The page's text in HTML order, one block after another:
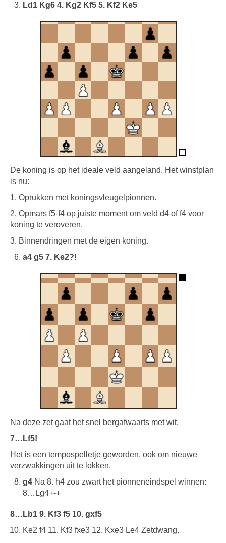
Ld1 Kg6 4. Kg2 Kf5 5. Kf2 Ke5
De koning is op het ideale veld aangeland. Het winstplan
is nu:
1. Oprukken met koningsvleugelpionnen.
2. Opmars f5-f4 op juiste moment om veld d4 of f4 voor
koning te veroveren.
3. Binnendringen met de eigen koning.
a4 g5 7. Ke2?!
Na deze zet gaat het snel bergafwaarts met wit.
7…Lf5!
Het is een tempospelletje geworden, ook om nieuwe
verzwakkingen uit te lokken.
g4 Na 8. h4 zou zwart het pionneneindspel winnen:
8…Lg4+-+
8…Lb1 9. Kf3 f5 10. gxf5
Ke2 f4 11. Kf3 fxe3 12. Kxe3 Le4 Zetdwang.